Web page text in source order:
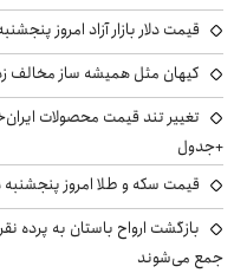
قیمت دلار بازار آزاد امروز پنجشنبه ۱۵ مرداد ۱۴۰۵
کیهان مثل همیشه ساز مخالف
+جدول
قیمت سکه و طلا امروز پنجشنبه ۱۵ مرداد ۱۴۰۵ +جدول
بازگشت ارواح باستان به پرده
جمع می‌شوند